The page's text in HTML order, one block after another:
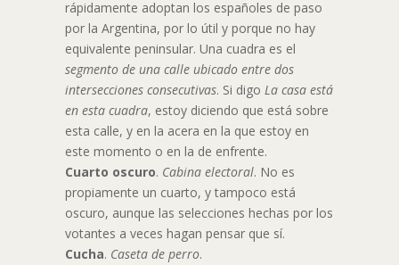
rápidamente adoptan los españoles de paso
por la Argentina, por lo útil y porque no hay
equivalente peninsular. Una cuadra es el
segmento de una calle ubicado entre dos
intersecciones consecutivas. Si digo La casa está
en esta cuadra, estoy diciendo que está sobre
esta calle, y en la acera en la que estoy en
este momento o en la de enfrente.
Cuarto oscuro. Cabina electoral. No es
propiamente un cuarto, y tampoco está
oscuro, aunque las selecciones hechas por los
votantes a veces hagan pensar que sí.
Cucha. Caseta de perro.